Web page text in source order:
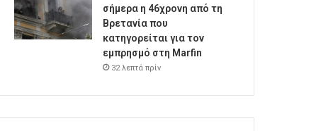
σήμερα η 46χρονη από τη
Βρετανία που
κατηγορείται για τον
εμπρησμό στη Marfin
32 λεπτά πρίν